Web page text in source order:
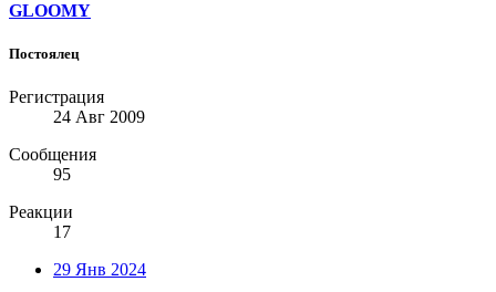
GLOOMY
Постоялец
Регистрация
24 Авг 2009
Сообщения
95
Реакции
17
29 Янв 2024